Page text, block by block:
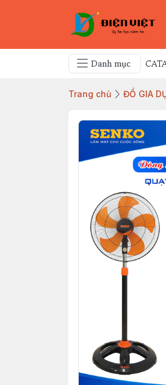
Danh mục
Trang chủ ĐỒ GIA